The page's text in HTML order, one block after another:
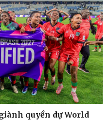
quyền dự World